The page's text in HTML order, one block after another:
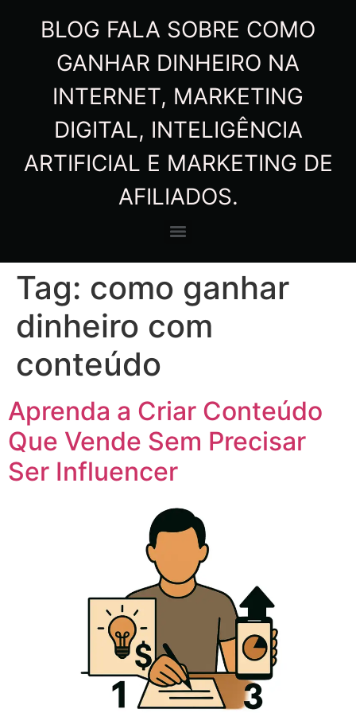
BLOG FALA SOBRE COMO
GANHAR DINHEIRO NA
INTERNET, MARKETING
DIGITAL, INTELIGÊNCIA
ARTIFICIAL E MARKETING DE
AFILIADOS.
Tag: como ganhar
dinheiro com
conteúdo
Aprenda a Criar Conteúdo
Que Vende Sem Precisar
Ser Influencer